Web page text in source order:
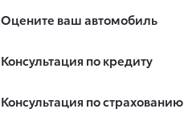
Оцените ваш автомобиль
Консультация по кредиту
Консультация по страхованию